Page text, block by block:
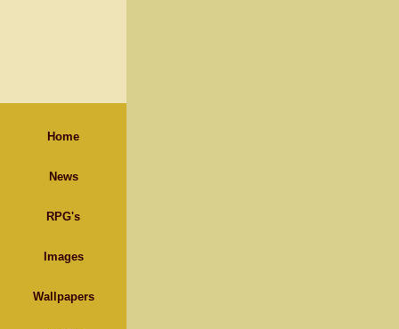
Home
News
RPG's
Images
Wallpapers